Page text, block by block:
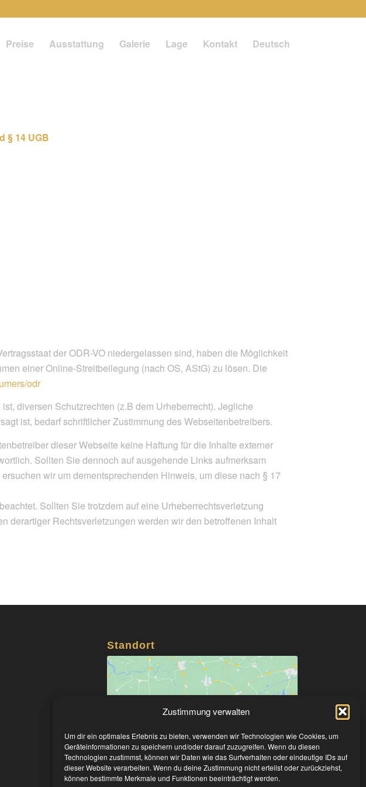
Zustimmung verwalten
Um dir ein optimales Erlebnis zu bieten, verwenden wir Technologien wie Cookies, um
Geräteinformationen zu speichern und/oder darauf zuzugreifen. Wenn du diesen
Technologien zustimmst, können wir Daten wie das Surfverhalten oder eindeutige IDs auf
dieser Website verarbeiten. Wenn du deine Zustimmung nicht erteilst oder zurückziehst,
können bestimmte Merkmale und Funktionen beeinträchtigt werden.
Preise Ausstattung Galerie Lage Kontakt Deutsch
§ 14 UGB
der ODR-VO niedergelassen sind, haben die Möglichkeit
einer Online-Streitbeilegung (nach OS, AStG) zu lösen. Die
odr
diversen Schutzrechten (z.B dem Urheberrecht). Jegliche
ist, bedarf schriftlicher Zustimmung des Webseitenbetreibers.
dieser Webseite keine Haftung für die Inhalte externer
Sollten Sie dennoch auf ausgehende Links aufmerksam
wir um dementsprechenden Hinweis, um diese nach § 17
Sollten Sie trotzdem auf eine Urheberrechtsverletzung
derartiger Rechtsverletzungen werden wir den betroffenen Inhalt
Standort
Klicke hier, um Marketing-Cookies zu